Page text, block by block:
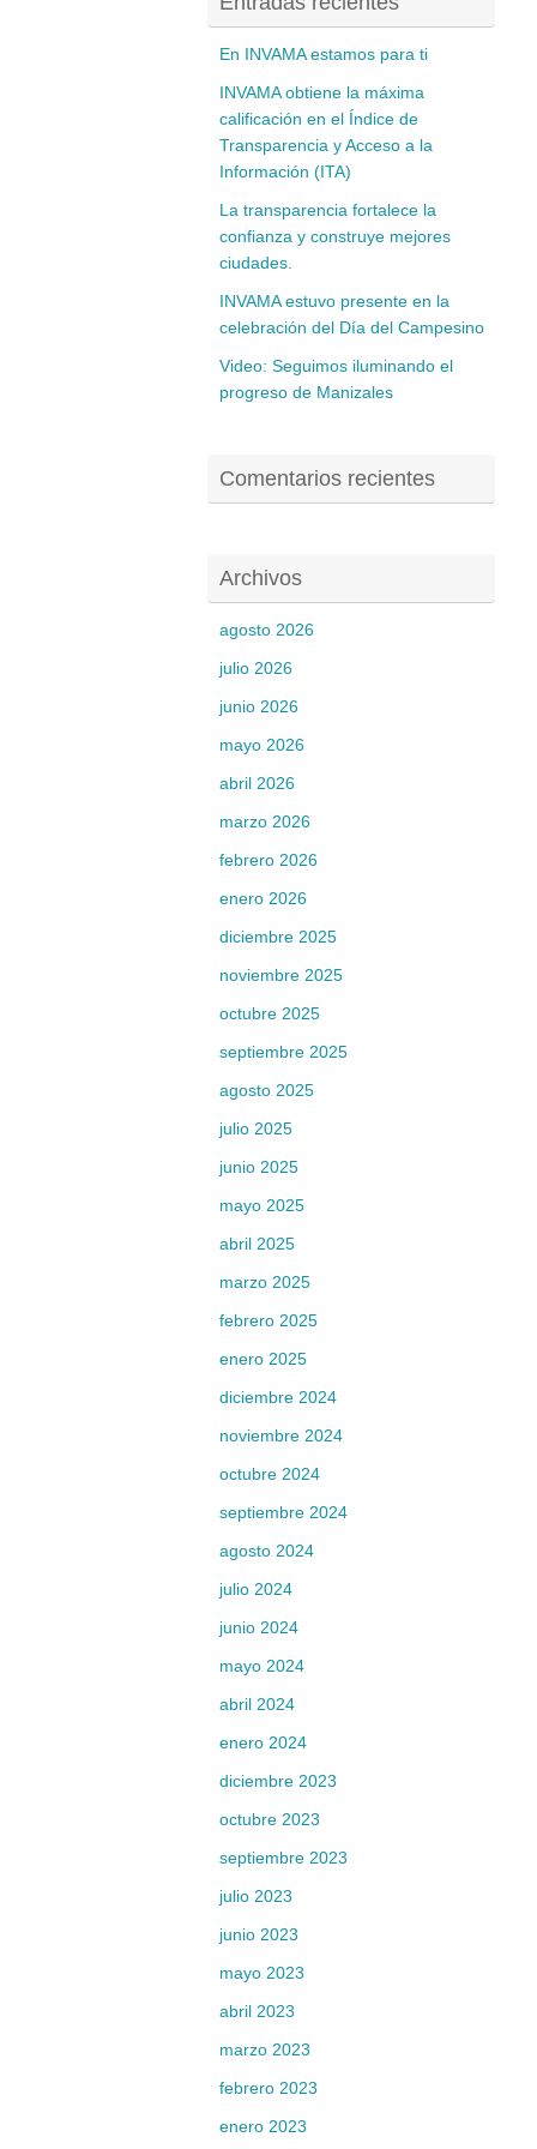
En INVAMA estamos para ti
INVAMA obtiene la máxima
calificación en el Índice de
Transparencia y Acceso a la
Información (ITA)
La transparencia fortalece la
confianza y construye mejores
ciudades.
INVAMA estuvo presente en la
celebración del Día del Campesino
Video: Seguimos iluminando el
progreso de Manizales
Comentarios recientes
Archivos
agosto 2026
julio 2026
junio 2026
mayo 2026
abril 2026
marzo 2026
febrero 2026
enero 2026
diciembre 2025
noviembre 2025
octubre 2025
septiembre 2025
agosto 2025
julio 2025
junio 2025
mayo 2025
abril 2025
marzo 2025
febrero 2025
enero 2025
diciembre 2024
noviembre 2024
octubre 2024
septiembre 2024
agosto 2024
julio 2024
junio 2024
mayo 2024
abril 2024
enero 2024
diciembre 2023
octubre 2023
septiembre 2023
julio 2023
junio 2023
mayo 2023
abril 2023
marzo 2023
febrero 2023
enero 2023